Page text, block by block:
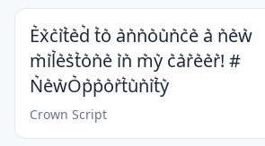
E͛x͛c͛i͛t͛e͛d͛ t͛o͛ a͛n͛n͛o͛u͛n͛c͛e͛ a͛ n͛e͛w͛
m͛i͛l͛e͛s͛t͛o͛n͛e͛ i͛n͛ m͛y͛ c͛a͛r͛e͛e͛r͛! #
N͛e͛w͛O͛p͛p͛o͛r͛t͛u͛n͛i͛t͛y͛
Crown Script